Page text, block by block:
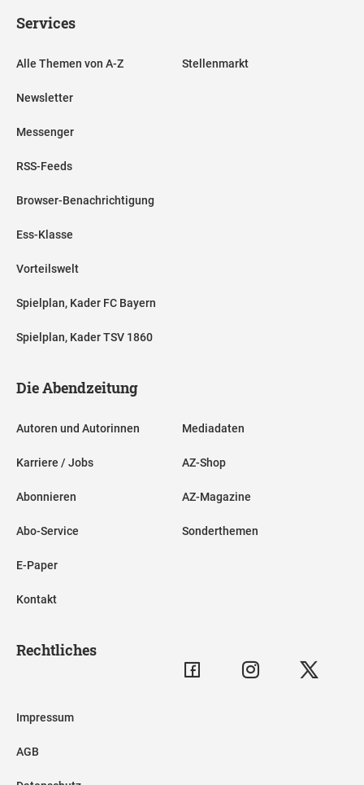
Services
Alle Themen von A-Z
Newsletter
Messenger
RSS-Feeds
Browser-Benachrichtigung
Ess-Klasse
Vorteilswelt
Spielplan, Kader FC Bayern
Spielplan, Kader TSV 1860
Stellenmarkt
Die Abendzeitung
Autoren und Autorinnen
Karriere / Jobs
Abonnieren
Abo-Service
E-Paper
Kontakt
Mediadaten
AZ-Shop
AZ-Magazine
Sonderthemen
Rechtliches
Impressum
AGB